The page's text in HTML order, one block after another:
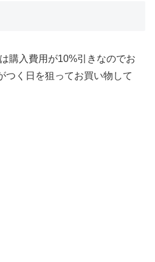
購入費用が10%引きなのでお
つく日を狙ってお買い物して